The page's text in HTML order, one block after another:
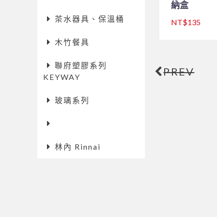
茶水器具、保溫桶
木竹餐具
聯府塑膠系列
KEYWAY
玻璃系列
林內 Rinnai
納盒
NT$135
PREV